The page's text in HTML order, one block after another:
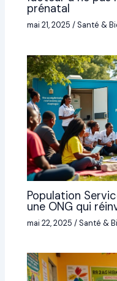
prénatal
mai 21, 2025/Santé &
Population
une ONG qui
mai 22, 2025/Santé &